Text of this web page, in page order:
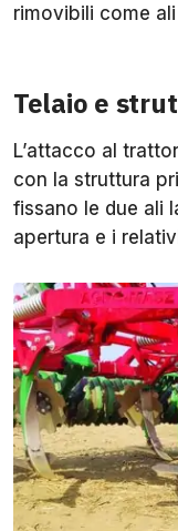
rimovibili come
Telaio e
L’attacco al
con la struttura
fissano le due ali
apertura e i